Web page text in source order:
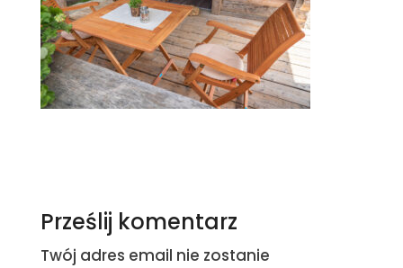
Prześlij komentarz
Twój adres email nie zostanie